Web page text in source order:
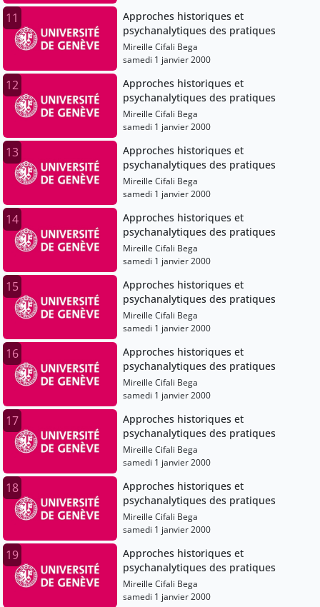
11
Approches historiques et
psychanalytiques des pratiques
Mireille Cifali Bega
samedi 1 janvier 2000
12
Approches historiques et
psychanalytiques des pratiques
Mireille Cifali Bega
samedi 1 janvier 2000
13
Approches historiques et
psychanalytiques des pratiques
Mireille Cifali Bega
samedi 1 janvier 2000
14
Approches historiques et
psychanalytiques des pratiques
Mireille Cifali Bega
samedi 1 janvier 2000
15
Approches historiques et
psychanalytiques des pratiques
Mireille Cifali Bega
samedi 1 janvier 2000
16
Approches historiques et
psychanalytiques des pratiques
Mireille Cifali Bega
samedi 1 janvier 2000
17
Approches historiques et
psychanalytiques des pratiques
Mireille Cifali Bega
samedi 1 janvier 2000
18
Approches historiques et
psychanalytiques des pratiques
Mireille Cifali Bega
samedi 1 janvier 2000
19
Approches historiques et
psychanalytiques des pratiques
Mireille Cifali Bega
samedi 1 janvier 2000